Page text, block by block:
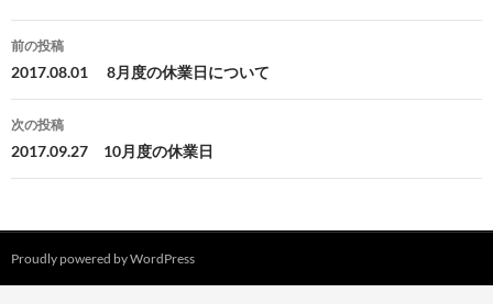
投
稿
ナ
ビ
ゲ
ー
シ
前の投稿
2017.08.01 8月度の休業日について
次の投稿
2017.09.27 10月度の休業日
Proudly powered by WordPress